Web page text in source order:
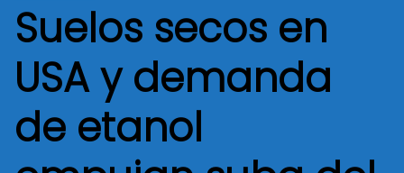
Suelos secos en
USA y demanda
de etanol